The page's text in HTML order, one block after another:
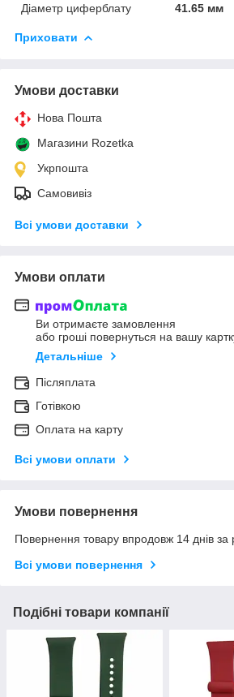
Діаметр циферблату
41.65 мм
Приховати
Умови доставки
Нова Пошта
Магазини Rozetka
Укрпошта
Самовивіз
Всі умови доставки
Умови оплати
Ви отримаєте замовлення
або гроші повернуться на вашу
Детальніше
Післяплата
Готівкою
Оплата на карту
Всі умови оплати
Умови повернення
Повернення товару впродовж 14 днів за
Всі умови повернення
Подібні товари компанії